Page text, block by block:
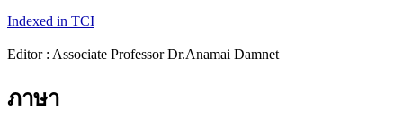
Indexed in TCI
Editor : Associate Professor Dr.Anamai Damnet
ภาษา